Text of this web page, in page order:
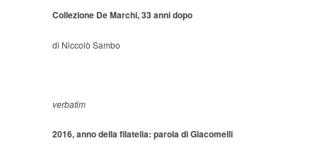
Collezione De Marchi, 33 anni dopo
di Niccolò Sambo
verbatim
2016, anno della filatelia: parola di Giacomelli